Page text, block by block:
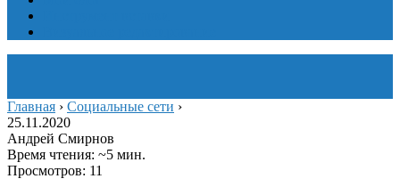
Главная › Социальные сети ›
25.11.2020
Андрей Смирнов
Время чтения: ~5 мин.
Просмотров: 11